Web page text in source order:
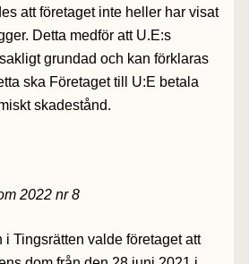
att företaget inte heller har visat
Detta medför att U.E:s
grundad och kan förklaras
ska Företaget till U:E betala
skadestånd.
2022 nr 8
i Tingsrätten valde företaget att